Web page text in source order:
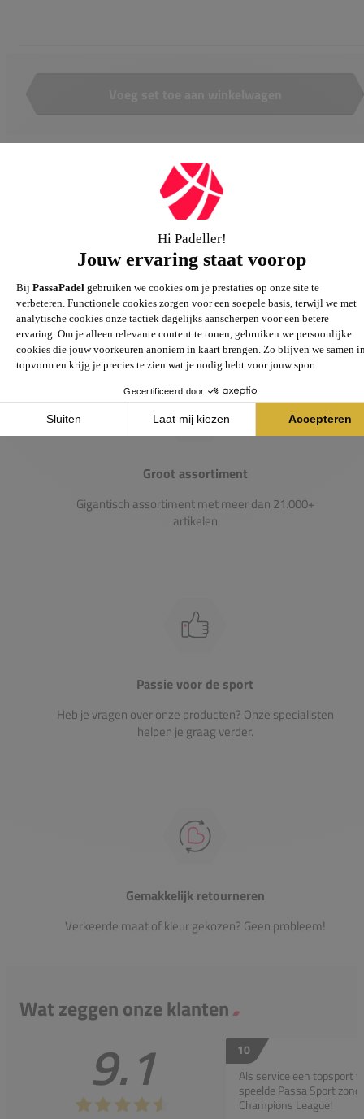
Reviews 0,0
Groot assortiment
Gigantisch assortiment met meer dan 21.000+
artikelen
Passie voor de sport
Heb je vragen over onze producten? Onze specialisten
helpen je graag verder.
Gemakkelijk retourneren
Verkeerde maat of kleur gekozen? Geen probleem!
Wat zeggen onze klanten
9.1
10
Als service een topsport
speelde Passa Sport
Champions League!